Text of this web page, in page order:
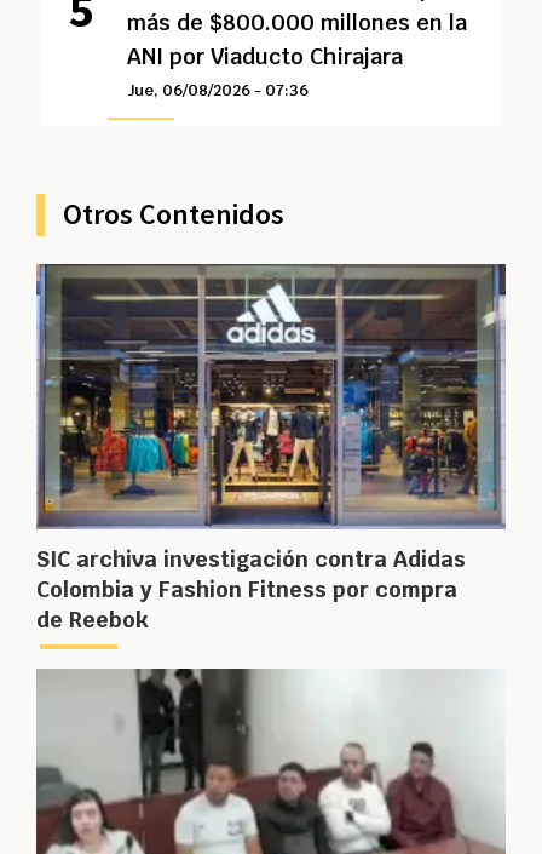
más de $800.000 millones en la
ANI por Viaducto Chirajara
Jue, 06/08/2026 - 07:36
Otros Contenidos
SIC archiva investigación contra Adidas
Colombia y Fashion Fitness por compra
de Reebok